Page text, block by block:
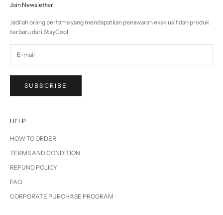
Join Newsletter
Jadilah orang pertama yang mendapatkan penawaran eksklusif dan produk
terbaru dari StayCool
SUBSCRIBE
HELP
HOW TO ORDER
TERMS AND CONDITION
REFUND POLICY
FAQ
CORPORATE PURCHASE PROGRAM